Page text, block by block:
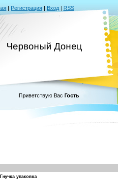
| Регистрация | Вход | RSS
Червоный Донец
Приветствую Вас Гость
Гнучка упаковка